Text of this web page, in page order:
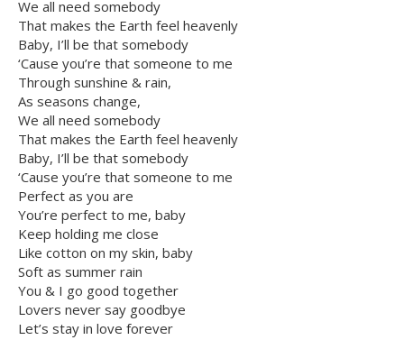
We all need somebody
That makes the Earth feel heavenly
Baby, I’ll be that somebody
‘Cause you’re that someone to me
Through sunshine & rain,
As seasons change,
We all need somebody
That makes the Earth feel heavenly
Baby, I’ll be that somebody
‘Cause you’re that someone to me
Perfect as you are
You’re perfect to me, baby
Keep holding me close
Like cotton on my skin, baby
Soft as summer rain
You & I go good together
Lovers never say goodbye
Let’s stay in love forever